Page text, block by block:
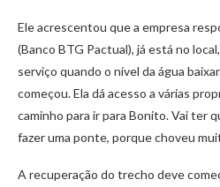
Ele acrescentou que a empresa
(Banco BTG Pactual), já está no
serviço quando o nível da água
começou. Ela dá acesso a várias
caminho para ir para Bonito. Vai ter
fazer uma ponte, porque choveu
A recuperação do trecho deve